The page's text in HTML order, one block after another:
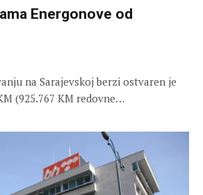
Energonove od
na Sarajevskoj berzi ostvaren je
(925.767 KM redovne…